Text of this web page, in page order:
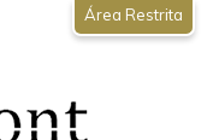
Área Restrita